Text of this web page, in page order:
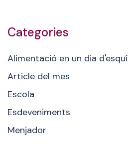
Categories
Alimentació en un dia d'esquí
Article del mes
Escola
Esdeveniments
Menjador